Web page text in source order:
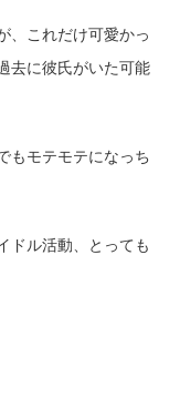
、これだけ可愛かっ
去に彼氏がいた可能
もモテモテになっち
ドル活動、とっても